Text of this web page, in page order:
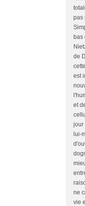
pas
bas
de
est
et
jour
lui-
ne
vie